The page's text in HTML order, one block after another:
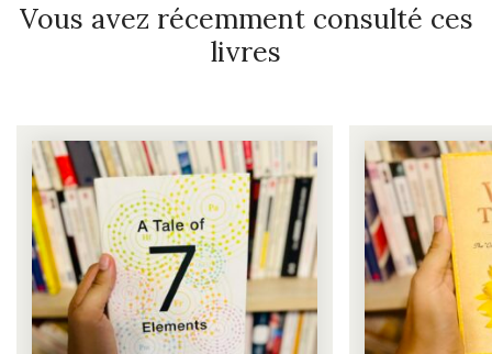
Vous avez récemment consulté ces
livres